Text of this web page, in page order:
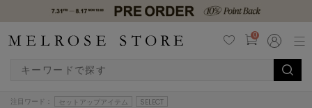
0
注目ワード： セットアップアイテム SELECT